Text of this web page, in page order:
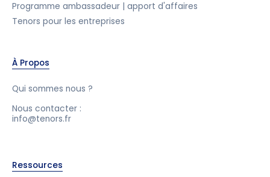
Programme ambassadeur | apport d'affaires
Tenors pour les entreprises
À Propos
Qui sommes nous ?
Nous contacter :
info@tenors.fr
Ressources